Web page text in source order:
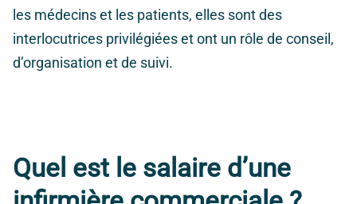
les médecins et les patients, elles sont des
interlocutrices privilégiées et ont un rôle de conseil,
d’organisation et de suivi.
Quel est le salaire d’une